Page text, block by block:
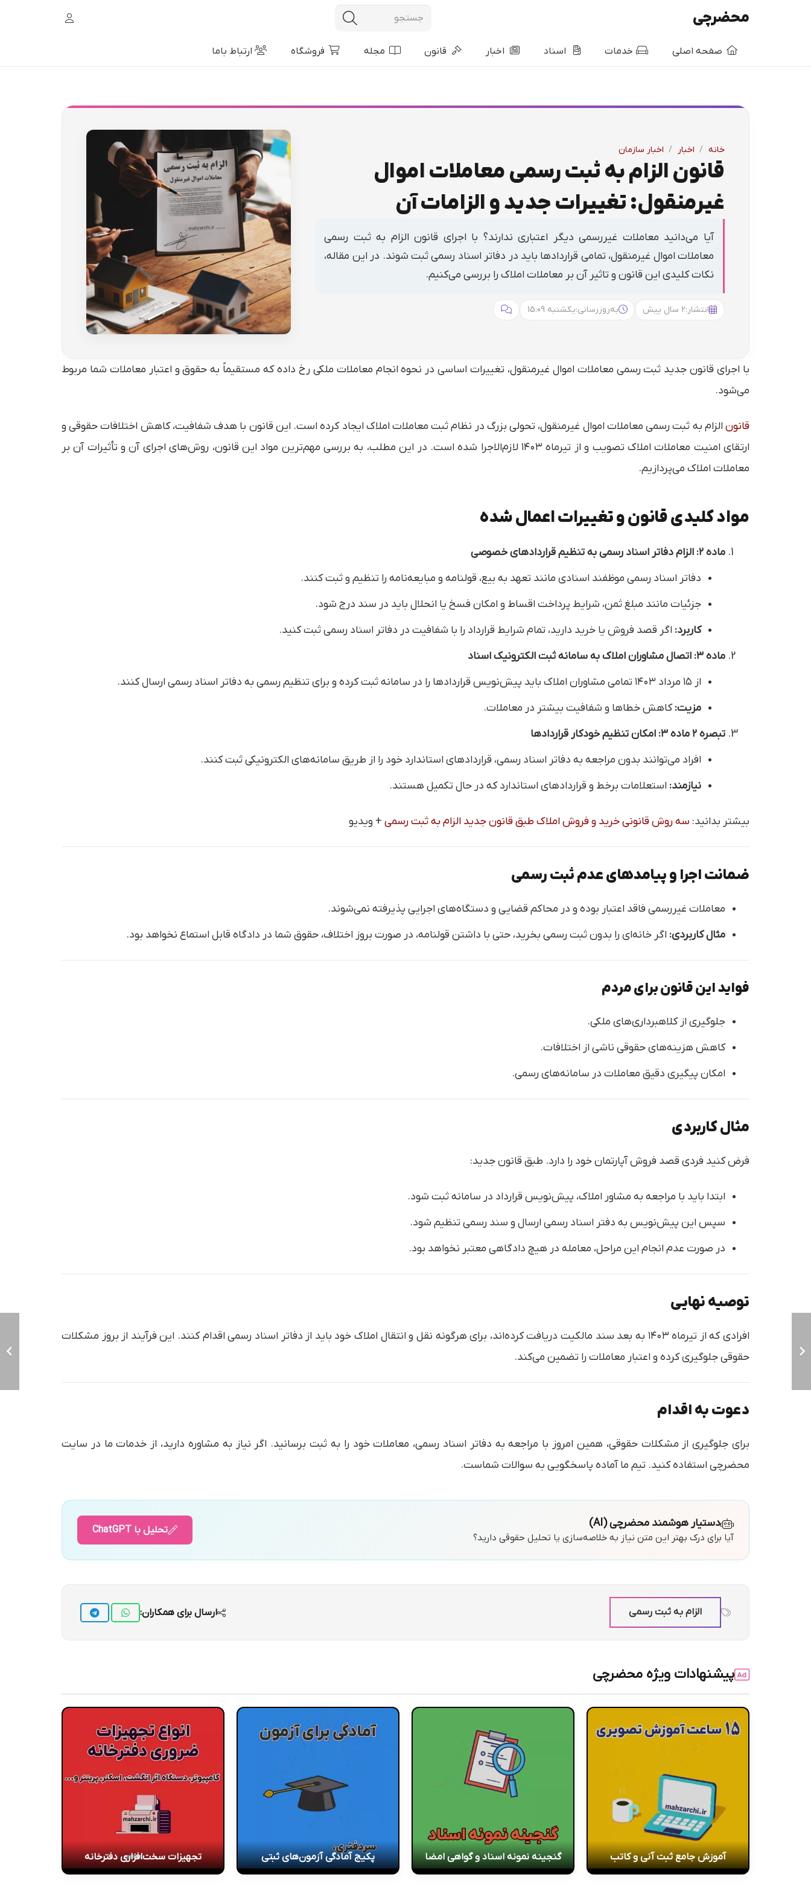
محضرچی
صفحه اصلی خدمات اسناد اخبار قانون مجله فروشگاه ارتباط باما
خانه / اخبار / اخبار سازمان
قانون الزام به ثبت رسمی معاملات اموال
غیرمنقول: تغییرات جدید و الزامات آن
آیا می‌دانید معاملات غیررسمی دیگر اعتباری ندارند؟ با اجرای قانون الزام به ثبت رسمی
معاملات اموال غیرمنقول، تمامی قراردادها باید در دفاتر اسناد رسمی ثبت شوند. در این مقاله،
نکات کلیدی این قانون و تاثیر آن بر معاملات املاک را بررسی می‌کنیم.
انتشار:2 سال پیش به‌روزرسانی:یکشنبه 15:09
با اجرای قانون جدید ثبت رسمی معاملات اموال غیرمنقول، تغییرات اساسی در نحوه انجام معاملات ملکی رخ داده که مستقیماً به حقوق و اعتبار معاملات شما مربوط
می‌شود.
قانون الزام به ثبت رسمی معاملات اموال غیرمنقول، تحولی بزرگ در نظام ثبت معاملات املاک ایجاد کرده است. این قانون با هدف شفافیت، کاهش اختلافات حقوقی و
ارتقای امنیت معاملات املاک تصویب و از تیرماه ۱۴۰۳ لازم‌الاجرا شده است. در این مطلب، به بررسی مهم‌ترین مواد این قانون، روش‌های اجرای آن و تأثیرات آن بر
معاملات املاک می‌پردازیم.
مواد کلیدی قانون و تغییرات اعمال شده
ماده ۲: الزام دفاتر اسناد رسمی به تنظیم قراردادهای خصوصی
دفاتر اسناد رسمی موظفند اسنادی مانند تعهد به بیع، قولنامه و مبایعه‌نامه را تنظیم و ثبت کنند.
جزئیات مانند مبلغ ثمن، شرایط پرداخت اقساط و امکان فسخ یا انحلال باید در سند درج شود.
کاربرد: اگر قصد فروش یا خرید دارید، تمام شرایط قرارداد را با شفافیت در دفاتر اسناد رسمی ثبت کنید.
ماده ۳: اتصال مشاوران املاک به سامانه ثبت الکترونیک اسناد
از ۱۵ مرداد ۱۴۰۳ تمامی مشاوران املاک باید پیش‌نویس قراردادها را در سامانه ثبت کرده و برای تنظیم رسمی به دفاتر اسناد رسمی ارسال کنند.
مزیت:کاهش خطاها و شفافیت بیشتر در معاملات.
تبصره ۲ ماده ۳: امکان تنظیم خودکار قراردادها
افراد می‌توانند بدون مراجعه به دفاتر اسناد رسمی، قراردادهای استاندارد خود را از طریق سامانه‌های الکترونیکی ثبت کنند.
نیازمند: استعلامات برخط و قراردادهای استاندارد که در حال تکمیل هستند.
بیشتر بدانید: سه روش قانونی خرید و فروش املاک طبق قانون جدید الزام به ثبت رسمی + ویدیو
ضمانت اجرا و پیامدهای عدم ثبت رسمی
معاملات غیررسمی فاقد اعتبار بوده و در محاکم قضایی و دستگاه‌های اجرایی پذیرفته نمی‌شوند.
مثال کاربردی: اگر خانه‌ای را بدون ثبت رسمی بخرید، حتی با داشتن قولنامه، در صورت بروز اختلاف، حقوق شما در دادگاه قابل استماع نخواهد بود.
فواید این قانون برای مردم
جلوگیری از کلاهبرداری‌های ملکی.
کاهش هزینه‌های حقوقی ناشی از اختلافات.
امکان پیگیری دقیق معاملات در سامانه‌های رسمی.
مثال کاربردی
فرض کنید فردی قصد فروش آپارتمان خود را دارد. طبق قانون جدید:
ابتدا باید با مراجعه به مشاور املاک، پیش‌نویس قرارداد در سامانه ثبت شود.
سپس این پیش‌نویس به دفتر اسناد رسمی ارسال و سند رسمی تنظیم شود.
در صورت عدم انجام این مراحل، معامله در هیچ دادگاهی معتبر نخواهد بود.
توصیه نهایی
افرادی که از تیرماه ۱۴۰۳ به بعد سند مالکیت دریافت کرده‌اند، برای هرگونه نقل و انتقال املاک خود باید از دفاتر اسناد رسمی اقدام کنند. این فرآیند از بروز مشکلات
حقوقی جلوگیری کرده و اعتبار معاملات را تضمین می‌کند.
دعوت به اقدام
برای جلوگیری از مشکلات حقوقی، همین امروز با مراجعه به دفاتر اسناد رسمی، معاملات خود را به ثبت برسانید. اگر نیاز به مشاوره دارید، از خدمات ما در سایت
محضرچی استفاده کنید. تیم ما آماده پاسخگویی به سوالات شماست.
دستیار هوشمند محضرچی (AI)
آیا برای درک بهتر این متن نیاز به خلاصه‌سازی یا تحلیل حقوقی دارید؟
تحلیل با ChatGPT
الزام به ثبت رسمی ارسال برای همکاران:
پیشنهادات ویژه محضرچی
آموزش جامع ثبت آنی و کاتب گنجینه نمونه اسناد و گواهی امضا پکیج آمادگی آزمون‌های ثبتی تجهیزات سخت‌افزاری دفترخانه